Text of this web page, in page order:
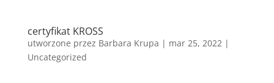
certyfikat KROSS
utworzone przez Barbara Krupa | mar 25, 2022|
Uncategorized